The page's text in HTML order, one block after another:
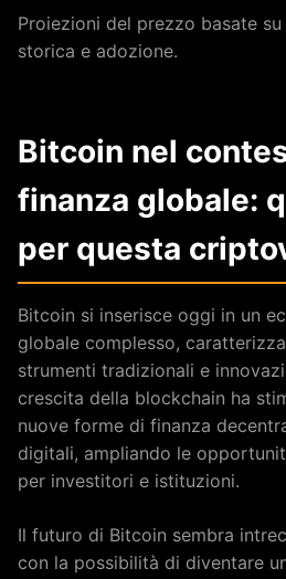
Proiezioni del prezzo basate
storica e adozione.
Bitcoin nel
finanza globale:
per questa
Bitcoin si inserisce oggi in un
globale complesso,
strumenti tradizionali e
crescita della blockchain ha
nuove forme di finanza
digitali, ampliando le
per investitori e istituzioni.
Il futuro di Bitcoin sembra
con la possibilità di diventare